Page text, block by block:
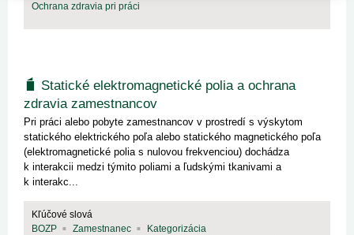
Ochrana zdravia pri práci
Statické elektromagnetické polia a ochrana
zdravia zamestnancov
Pri práci alebo pobyte zamestnancov v prostredí s výskytom
statického elektrického poľa alebo statického magnetického poľa
(elektromagnetické polia s nulovou frekvenciou) dochádza
k interakcii medzi týmito poliami a ľudskými tkanivami a
k interakc...
Kľúčové slová
BOZP
Zamestnanec
Kategorizácia